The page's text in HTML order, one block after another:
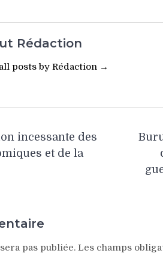
Rédaction
posts by Rédaction →
incessante des
et de la
pas publiée. Les champs